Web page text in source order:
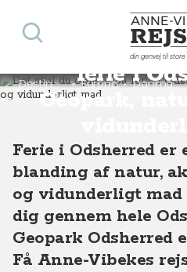
Anne-
din genvej til store
Søg
Det skal du
ferie i
Geopark,
Destinationer Europa Danmark
Ferie i Odsherred
blanding af natur,
og vidunderligt mad
dig gennem hele
Geopark Odsherred
Få Anne-Vibekes